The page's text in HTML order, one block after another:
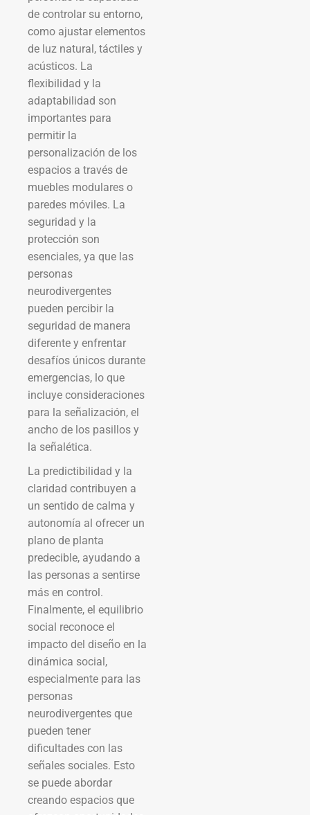
de controlar su entorno,
como ajustar elementos
de luz natural, táctiles y
acústicos. La
flexibilidad y la
adaptabilidad son
importantes para
permitir la
personalización de los
espacios a través de
muebles modulares o
paredes móviles. La
seguridad y la
protección son
esenciales, ya que las
personas
neurodivergentes
pueden percibir la
seguridad de manera
diferente y enfrentar
desafíos únicos durante
emergencias, lo que
incluye consideraciones
para la señalización, el
ancho de los pasillos y
la señalética.
La predictibilidad y la
claridad contribuyen a
un sentido de calma y
autonomía al ofrecer un
plano de planta
predecible, ayudando a
las personas a sentirse
más en control.
Finalmente, el equilibrio
social reconoce el
impacto del diseño en la
dinámica social,
especialmente para las
personas
neurodivergentes que
pueden tener
dificultades con las
señales sociales. Esto
se puede abordar
creando espacios que